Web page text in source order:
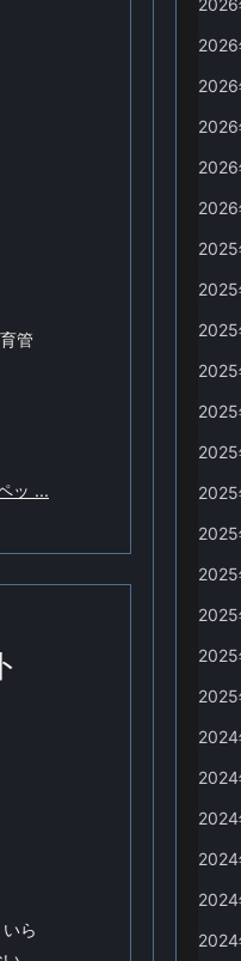
管
ッ ...
ら
2026
2026
2026
2026
2026
2026
2025
2025
2025
2025
2025
2025
2025
2025
2025
2025
2025
2025
2024
2024
2024
2024
2024
2024